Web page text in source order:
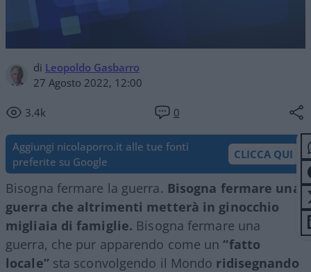
di Leopoldo Gasbarro
27 Agosto 2022, 12:00
3.4k 0
Aggiungi nicolaporro.it alle tue fonti
preferite su Google
CLICCA QUI
Bisogna fermare la guerra. Bisogna fermare una
guerra che altrimenti metterà in ginocchio
migliaia di famiglie. Bisogna fermare una
guerra, che pur apparendo come un“fatto
locale”sta sconvolgendo il Mondo ridisegnando